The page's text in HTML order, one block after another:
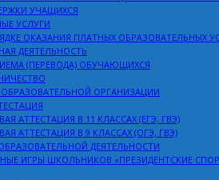
УЧАЩИХСЯ
УСЛУГИ
ОКАЗАНИЯ ПЛАТНЫХ ОБРАЗОВАТЕЛЬНЫХ
ДЕЯТЕЛЬНОСТЬ
(ПЕРЕВОДА) ОБУЧАЮЩИХСЯ
ОРГАНИЗАЦИИ
АТТЕСТАЦИЯ В 11 КЛАССАХ (ЕГЭ, ГВЭ)
АТТЕСТАЦИЯ В 9 КЛАССАХ (ОГЭ, ГВЭ)
ДЕЯТЕЛЬНОСТИ
ИГРЫ ШКОЛЬНИКОВ «ПРЕЗИДЕНТСКИЕ